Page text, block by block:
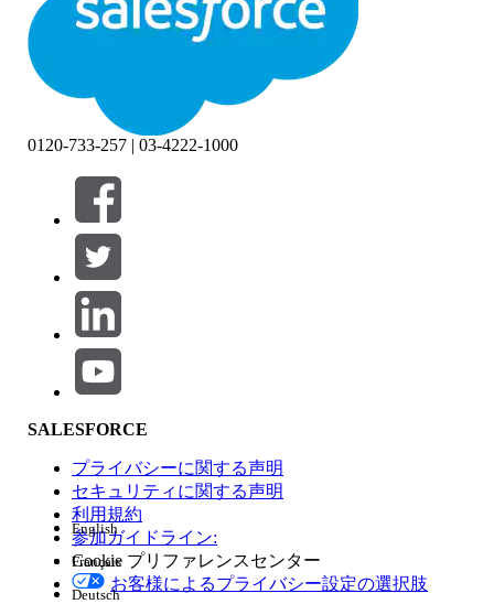
閉じる 閉じる
絞り込み条件 (0)
絞り込み条件を選択
製品エリア
機能の影響
エディション
0120-733-257 | 03-4222-1000
SALESFORCE
プライバシーに関する声明
セキュリティに関する声明
利用規約
参加ガイドライン:
Cookie プリファレンスセンター
お客様によるプライバシー設定の選択肢
English
Français
Deutsch